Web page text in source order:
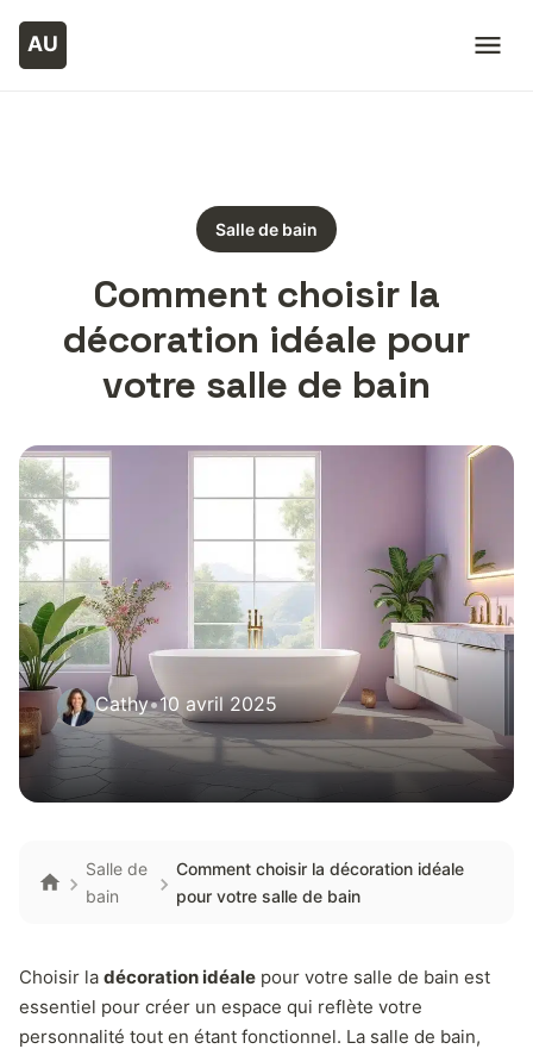
Salle de bain
Comment choisir la
décoration idéale pour
votre salle de bain
Cathy•10 avril 2025
Salle de
bain
Comment choisir la décoration idéale
pour votre salle de bain
Choisir la décoration idéale pour votre salle de bain est
essentiel pour créer un espace qui reflète votre
personnalité tout en étant fonctionnel. La salle de bain,